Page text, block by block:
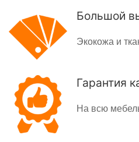
Большой
Экокожа и
Гарантия
На всю